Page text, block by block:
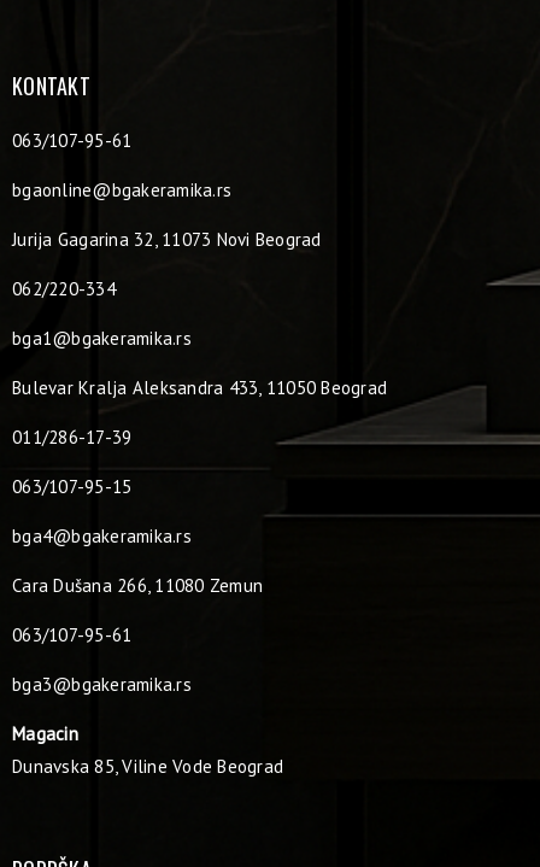
KONTAKT
063/107-95-61
bgaonline@bgakeramika.rs
Jurija Gagarina 32, 11073 Novi Beograd
062/220-334
bga1@bgakeramika.rs
Bulevar Kralja Aleksandra 433, 11050 Beograd
011/286-17-39
063/107-95-15
bga4@bgakeramika.rs
Cara Dušana 266, 11080 Zemun
063/107-95-61
bga3@bgakeramika.rs
Magacin
Dunavska 85, Viline Vode Beograd